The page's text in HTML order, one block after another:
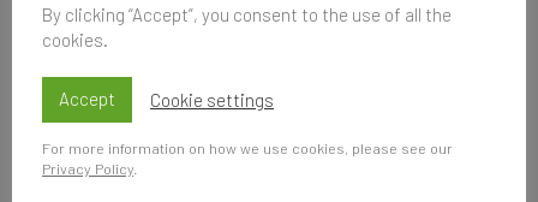
umweltfreundlichere Verpackungen.
mikroplastikfreien Produkten
By clicking “Accept”, you consent to the use of all the
cookies.
Accept Cookie settings
For more information on how we use cookies, please see our
Privacy Policy